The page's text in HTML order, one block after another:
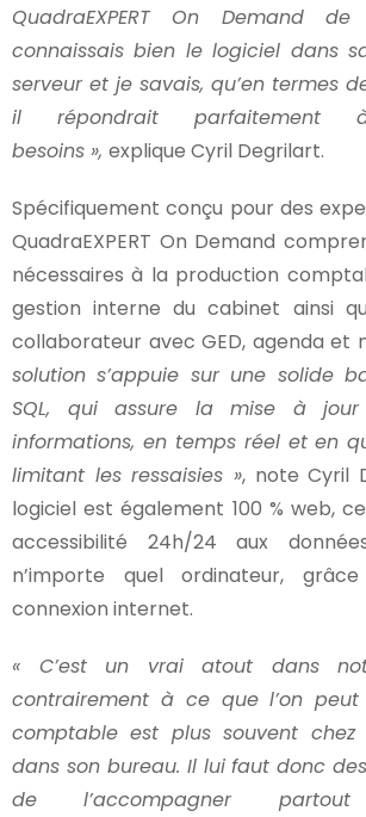
QuadraEXPERT On Demand
connaissais bien le logiciel dans
serveur et je savais, qu’en termes
il répondrait
besoins », explique Cyril Degrilart.
Spécifiquement conçu pour des
QuadraEXPERT On Demand
nécessaires à la production
gestion interne du cabinet ainsi
collaborateur avec GED, agenda et
solution s’appuie sur une solide
SQL, qui assure la mise à
informations, en temps réel et en
limitant les ressaisies », note Cyril
logiciel est également 100 % web,
accessibilité 24h/24 aux
n’importe quel ordinateur,
connexion internet.
« C’est un vrai atout dans
contrairement à ce que l’on peut
comptable est plus souvent
dans son bureau. Il lui faut donc
de l’accompagner